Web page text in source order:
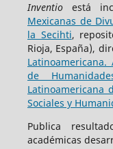
Inventioestá
Mexicanas de
la Secihti,
Rioja, España),
Latinoamericana.
de
Latinoamericana
Sociales y
Publica
académicas